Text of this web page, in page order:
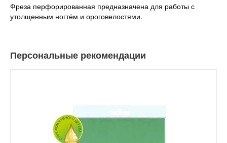
Фреза перфорированная предназначена для работы с
утолщенным ногтём и ороговелостями.
Персональные рекомендации